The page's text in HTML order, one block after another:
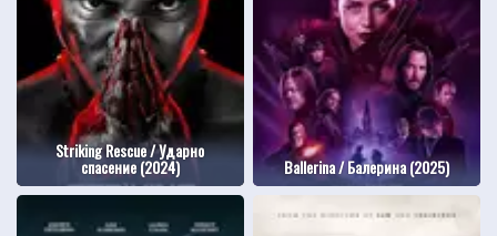
Striking Rescue / Ударно
спасение (2024) Ballerina / Балерина (2025)